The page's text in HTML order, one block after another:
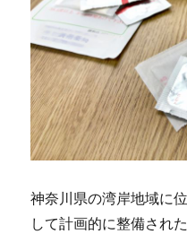
神奈川県の湾岸地域に
して計画的に整備され